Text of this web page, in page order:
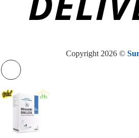
Copyright 2026 ©